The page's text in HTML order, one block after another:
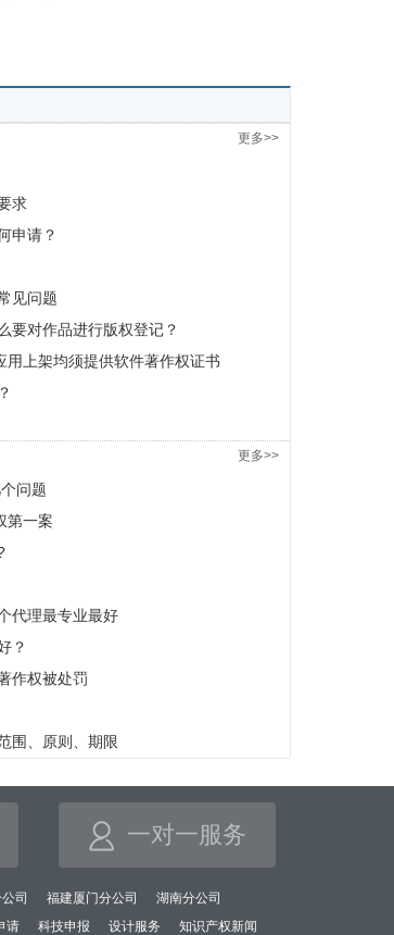
更多>>
求
申请？
见问题
要对作品进行版权登记？
用上架均须提供软件著作权证书
更多>>
问题
第一案
代理最专业最好
？
作权被处罚
围、原则、期限
一对一服务
司 福建厦门分公司
湖南分公司
请 科技申报 设计服务 知识产权新闻